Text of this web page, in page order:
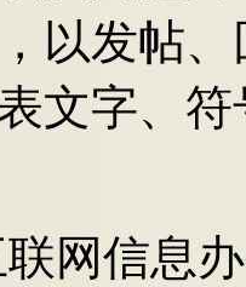
以发帖
文字、
网信息